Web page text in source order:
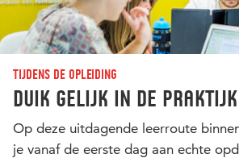
Tijdens de opleiding
Duik gelijk in de praktijk
Op deze uitdagende leerroute
je vanaf de eerste dag aan echte